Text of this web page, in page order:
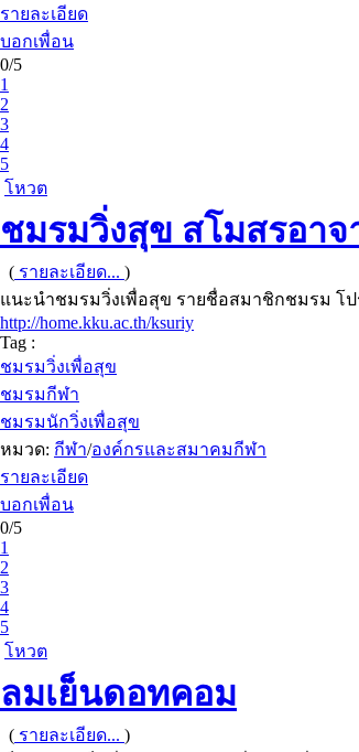
รายละเอียด
บอกเพื่อน
0/5
1
2
3
4
5
โหวต
ชมรมวิ่งสุข สโมสรอา
( รายละเอียด... )
แนะนำชมรมวิ่งเพื่อสุข รายชื่อสมาชิกชมรม โ
http://home.kku.ac.th/ksuriy
Tag :
ชมรมวิ่งเพื่อสุข
ชมรมกีฬา
ชมรมนักวิ่งเพื่อสุข
หมวด: กีฬา/องค์กรและสมาคมกีฬา
รายละเอียด
บอกเพื่อน
0/5
1
2
3
4
5
โหวต
ลมเย็นดอทคอม
( รายละเอียด... )